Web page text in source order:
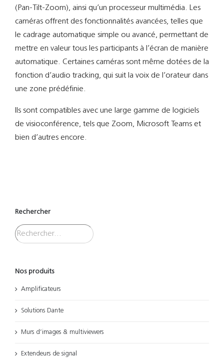
(Pan-Tilt-Zoom), ainsi qu’un processeur multimédia. Les
caméras offrent des fonctionnalités avancées, telles que
le cadrage automatique simple ou avancé, permettant de
mettre en valeur tous les participants à l’écran de manière
automatique. Certaines caméras sont même dotées de la
fonction d’audio tracking, qui suit la voix de l’orateur dans
une zone prédéfinie.
Ils sont compatibles avec une large gamme de logiciels
de visioconférence, tels que Zoom, Microsoft Teams et
bien d’autres encore.
Rechercher
Nos produits
Amplificateurs
Solutions Dante
Murs d’images & multiviewers
Extendeurs de signal